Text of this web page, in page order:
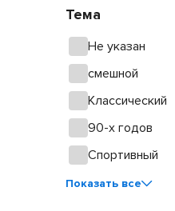
Тема
Не указан
смешной
Классический
90-х годов
Спортивный
Показать все